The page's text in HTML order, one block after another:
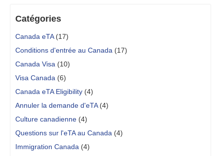
Catégories
Canada eTA(17)
Conditions d'entrée au Canada (17)
Canada Visa (10)
Visa Canada (6)
Canada eTA Eligibility (4)
Annuler la demande d'eTA(4)
Culture canadienne (4)
Questions sur l'eTA au Canada (4)
Immigration Canada (4)